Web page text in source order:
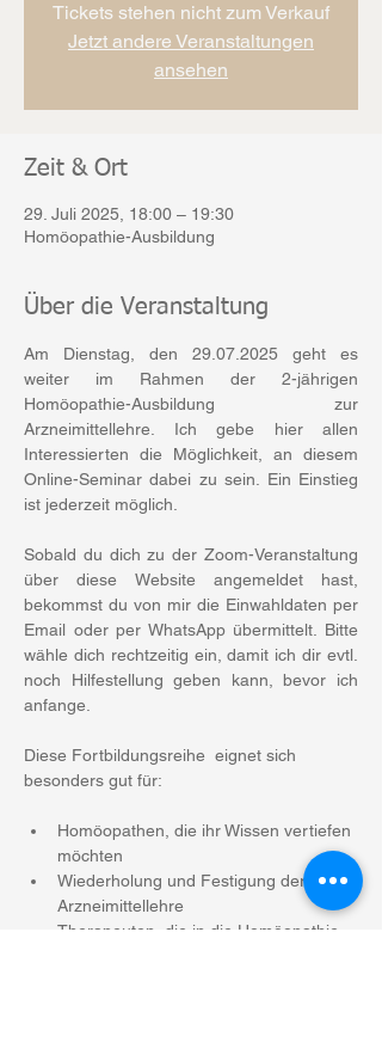
Tickets stehen nicht zum Verkauf
Jetzt andere Veranstaltungen
ansehen
Zeit & Ort
29. Juli 2025, 18:00 – 19:30
Homöopathie-Ausbildung
Über die Veranstaltung
Am Dienstag, den 29.07.2025 geht es
weiter im Rahmen der 2-jährigen
Homöopathie-Ausbildung zur
Arzneimittellehre. Ich gebe hier allen
Interessierten die Möglichkeit, an diesem
Online-Seminar dabei zu sein. Ein Einstieg
ist jederzeit möglich.
Sobald du dich zu der Zoom-Veranstaltung
über diese Website angemeldet hast,
bekommst du von mir die Einwahldaten per
Email oder per WhatsApp übermittelt. Bitte
wähle dich rechtzeitig ein, damit ich dir evtl.
noch Hilfestellung geben kann, bevor ich
anfange.
Diese Fortbildungsreihe  eignet sich
besonders gut für:
Homöopathen, die ihr Wissen vertiefen
möchten
Wiederholung und Festigung der
Arzneimittellehre
Therapeuten, die in die Homöopathie